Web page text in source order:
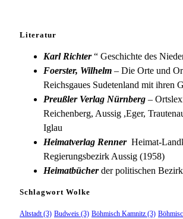
Literatur
Karl Richter“ Geschichte des
Foerster, Wilhelm – Die Orte und
Reichsgaues Sudetenland mit ihren
Preußler Verlag Nürnberg –
Reichenberg, Aussig ,Eger,
Iglau
Heimatverlag Renner Heimat-
Regierungsbezirk Aussig (1958)
Heimatbücherder politischen
Schlagwort Wolke
Altstadt(3) Budweis (3) Böhmisch Kamnitz (3)